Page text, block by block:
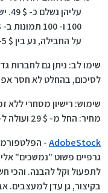
על החבילה, נע בין $ 3-5.
שימו לב: ניתן גם לחברות
לסיכום, בהחלט לא חסר
שימוש: רישיון מסחרי ללא
מחיר: החל מ- $ 29 ועולה ל- $ 199.
AdobeStock
-
גרפיים פשוט "נמשכים"
לתפעול וקל להבנה. והכי
בקיצור, גן עדן למעצבים.